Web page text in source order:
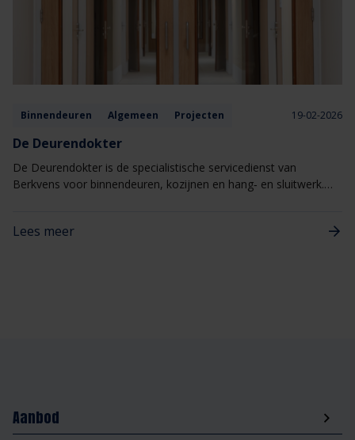
Binnendeuren Algemeen Projecten 19-02-2026
De Deurendokter
De Deurendokter is de specialistische servicedienst van
Berkvens voor binnendeuren, kozijnen en hang‑ en sluitwerk.
Lees meer
Aanbod